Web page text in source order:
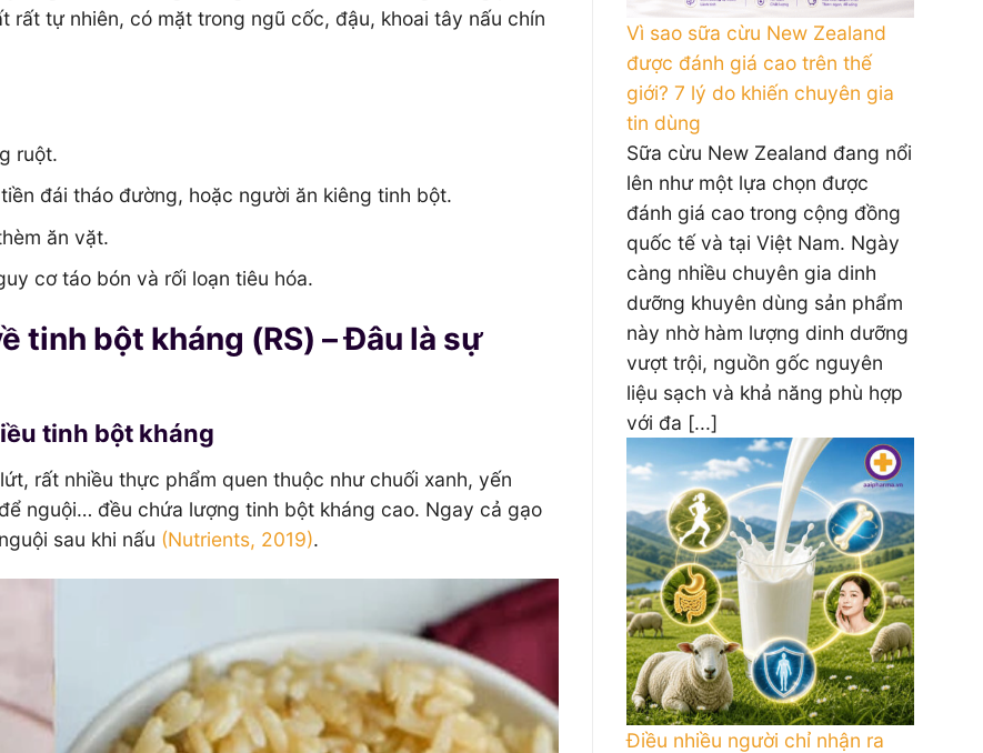
rất tự nhiên, có mặt trong ngũ cốc, đậu, khoai tây nấu chín
ruột.
đái tháo đường, hoặc người ăn kiêng tinh bột.
ăn vặt.
cơ táo bón và rối loạn tiêu hóa.
tinh bột kháng (RS) – Đâu là sự
tinh bột kháng
rất nhiều thực phẩm quen thuộc như chuối xanh, yến
nguội… đều chứa lượng tinh bột kháng cao. Ngay cả gạo
sau khi nấu (Nutrients, 2019).
Vì sao sữa cừu New Zealand
được đánh giá cao trên thế
giới? 7 lý do khiến chuyên gia
tin dùng
Sữa cừu New Zealand đang nổi
lên như một lựa chọn được
đánh giá cao trong cộng đồng
quốc tế và tại Việt Nam. Ngày
càng nhiều chuyên gia dinh
dưỡng khuyên dùng sản phẩm
này nhờ hàm lượng dinh dưỡng
vượt trội, nguồn gốc nguyên
liệu sạch và khả năng phù hợp
với đa [...]
Điều nhiều người chỉ nhận ra